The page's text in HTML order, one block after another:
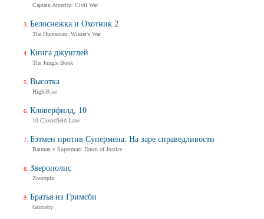
Captain America: Civil War
Белоснежка и Охотник 2
The Huntsman: Winter's War
Книга джунглей
The Jungle Book
Высотка
High-Rise
Кловерфилд, 10
10 Cloverfield Lane
Бэтмен против Супермена: На заре справедливости
Batman v Superman: Dawn of Justice
Зверополис
Zootopia
Братья из Гримсби
Grimsby